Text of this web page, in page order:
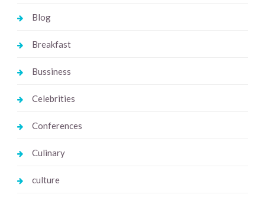
Blog
Breakfast
Bussiness
Celebrities
Conferences
Culinary
culture